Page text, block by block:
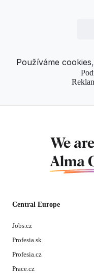
Používáme cookies
We
Alma
Central Europe
Jobs.cz
Profesia.sk
Profesia.cz
Prace.cz